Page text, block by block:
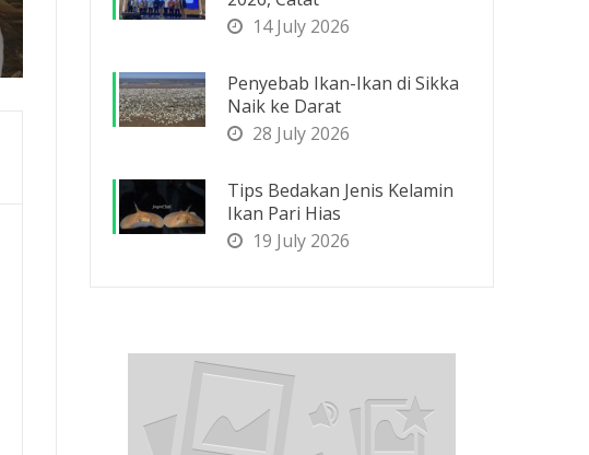
14 July 2026
Penyebab Ikan-Ikan di Sikka
Naik ke Darat
28 July 2026
Tips Bedakan Jenis Kelamin
Ikan Pari Hias
19 July 2026